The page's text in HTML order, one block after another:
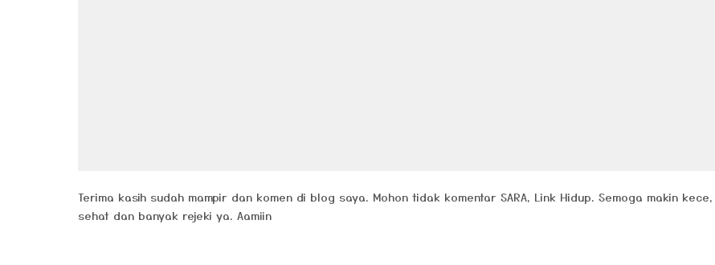
Terima kasih sudah mampir dan komen di blog saya. Mohon tidak komentar SARA, Link Hidup. Semoga makin kece,
sehat dan banyak rejeki ya. Aamiin